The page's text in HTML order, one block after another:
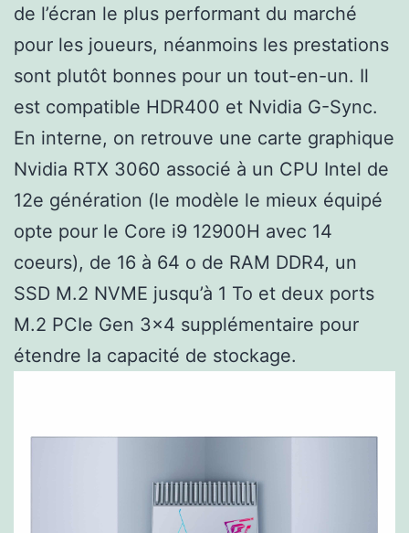
de l’écran le plus performant du marché
pour les joueurs, néanmoins les prestations
sont plutôt bonnes pour un tout-en-un. Il
est compatible HDR400 et Nvidia G-Sync.
En interne, on retrouve une carte graphique
Nvidia RTX 3060 associé à un CPU Intel de
12e génération (le modèle le mieux équipé
opte pour le Core i9 12900H avec 14
coeurs), de 16 à 64 o de RAM DDR4, un
SSD M.2 NVME jusqu’à 1 To et deux ports
M.2 PCIe Gen 3×4 supplémentaire pour
étendre la capacité de stockage.